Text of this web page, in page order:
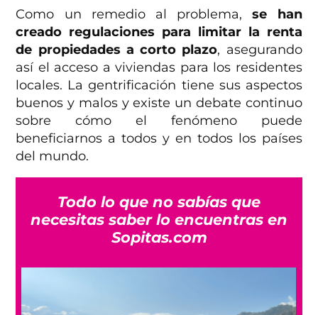
Como un remedio al problema,se han
creado regulaciones para limitar la renta
de propiedades a corto plazo, asegurando
así el acceso a viviendas para los residentes
locales. La gentrificación tiene sus aspectos
buenos y malos y existe un debate continuo
sobre cómo el fenómeno puede
beneficiarnos a todos y en todos los países
del mundo.
Todo lo que no sabías que
necesitas saber lo encuentras en
Sopitas.com